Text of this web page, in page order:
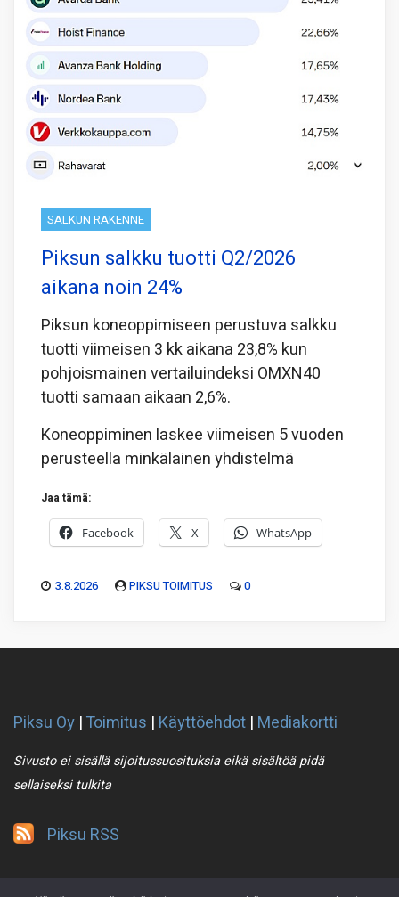
SALKUN RAKENNE
Piksun salkku tuotti Q2/2026
aikana noin 24%
Piksun koneoppimiseen perustuva salkku
tuotti viimeisen 3 kk aikana 23,8% kun
pohjoismainen vertailuindeksi OMXN40
tuotti samaan aikaan 2,6%.
Koneoppiminen laskee viimeisen 5 vuoden
perusteella minkälainen yhdistelmä
Jaa tämä:
Facebook X WhatsApp
3.8.2026 PIKSU TOIMITUS 0
Piksu Oy |Toimitus | Käyttöehdot | Mediakortti
Sivusto ei sisällä sijoitussuosituksia eikä sisältöä pidä
sellaiseksi tulkita
Piksu RSS